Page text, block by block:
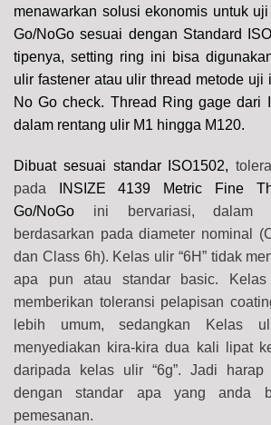
menawarkan solusi ekonomis untuk
Go/NoGo sesuai dengan Standard
tipenya, setting ring ini bisa
ulir fastener atau ulir thread metode uji
No Go check. Thread Ring gage dari
dalam rentang ulir M1 hingga M120.
Dibuat sesuai standar ISO1502,
pada
INSIZE 4139 Metric Fine
Go/NoGo ini bervariasi, dalam
berdasarkan pada diameter nominal
dan Class 6h). Kelas ulir “6H” tidak
apa pun atau standar basic. Kelas
memberikan toleransi pelapisan
lebih umum, sedangkan Kelas
menyediakan kira-kira dua kali lipat
daripada kelas ulir “6g”. Jadi harap
dengan standar apa yang anda
pemesanan.